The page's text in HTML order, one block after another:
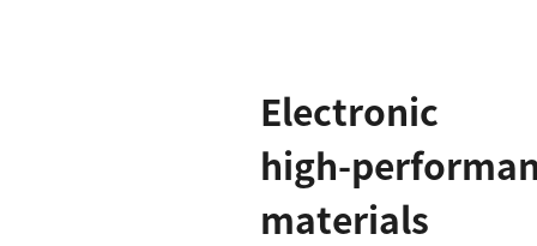
Electronic
high-performan
materials